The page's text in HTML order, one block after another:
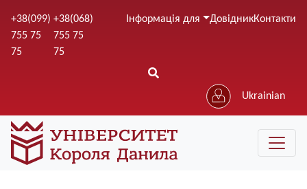
до
+38(099)
755 75
75
+38(068)
755 75
75
Інформація для ДовідникКонтакти
Ukrainian